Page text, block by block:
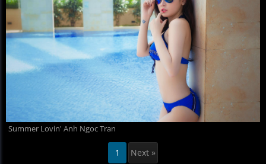
Summer Lovin' Anh Ngoc Tran
1 Next »